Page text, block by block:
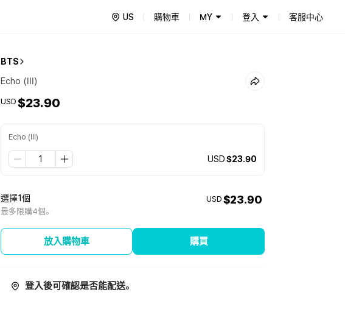
US 購物車 MY 登入 客服中心
BTS
Echo (III)
USD $23.90
Echo (III)
USD$23.90
選擇1個
最多限購4個。
USD $23.90
放入購物車 購買
登入後可確認是否能配送。